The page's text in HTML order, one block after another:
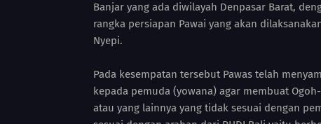
Banjar yang ada diwilayah Denpasar Barat,
rangka persiapan Pawai yang akan
Nyepi.
Pada kesempatan tersebut Pawas telah
kepada pemuda (yowana) agar membuat
atau yang lainnya yang tidak sesuai dengan